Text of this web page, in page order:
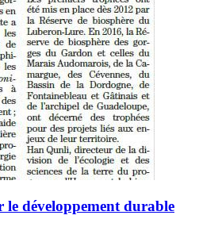
le développement durable